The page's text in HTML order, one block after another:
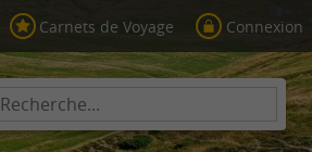
Carnets de Voyage Connexion